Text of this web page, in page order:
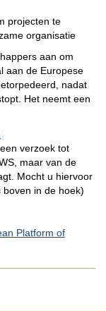
projecten te
organisatie
aan om
aan de Europese
nadat
Het neemt een
verzoek tot
maar van de
Mocht u hiervoor
in de hoek)
Platform of